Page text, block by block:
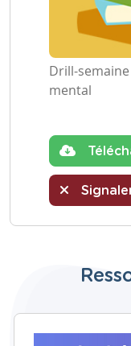
Drill-
mental